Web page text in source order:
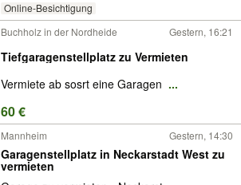
Online-Besichtigung
Buchholz in der Nordheide
Gestern, 16:21
Tiefgaragenstellplatz zu Vermieten
Vermiete ab sosrt eine Garagen ...
60 €
Mannheim Gestern, 14:30
Garagenstellplatz in Neckarstadt West zu
vermieten